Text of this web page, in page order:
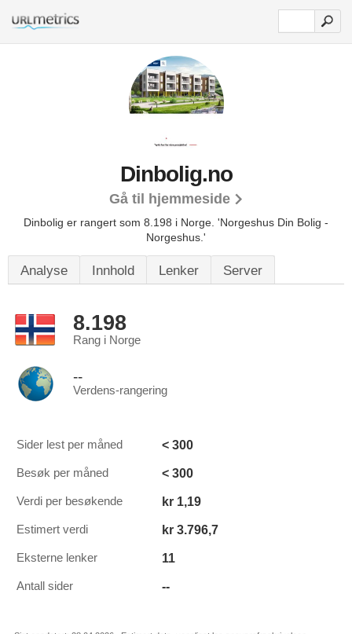
Dinbolig.no
Gå til hjemmeside
Dinbolig er rangert som 8.198 i Norge. 'Norgeshus Din Bolig -
Norgeshus.'
Analyse Innhold Lenker Server
8.198
Rang i Norge
--
Verdens-rangering
Sider lest per måned < 300
Besøk per måned < 300
Verdi per besøkende kr 1,19
Estimert verdi kr 3.796,7
Eksterne lenker 11
Antall sider --